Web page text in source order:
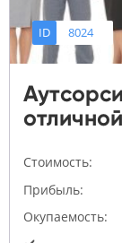
ID 8024
Стоимость:
Прибыль:
Окупаемость: